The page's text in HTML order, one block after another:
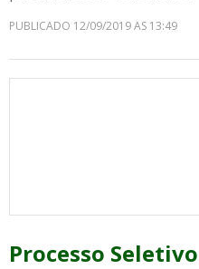
PUBLICADO 12/09/2019 AS 13:49
Processo Seletivo